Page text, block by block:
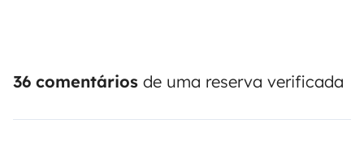
36 comentários de uma reserva verificada